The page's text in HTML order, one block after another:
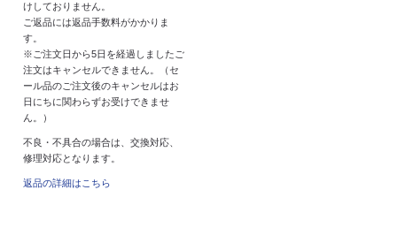
けしておりません。
ご返品には返品手数料がかかりま
す。
※ご注文日から5日を経過しましたご
注文はキャンセルできません。（セ
ール品のご注文後のキャンセルはお
日にちに関わらずお受けできませ
ん。）
不良・不具合の場合は、交換対応、
修理対応となります。
返品の詳細はこちら